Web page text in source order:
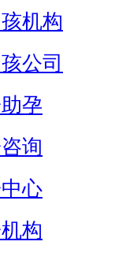
机构
公司
孕
询
心
构